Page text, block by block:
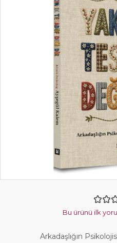
Bu ürünü ilk
Arkadaşlığın